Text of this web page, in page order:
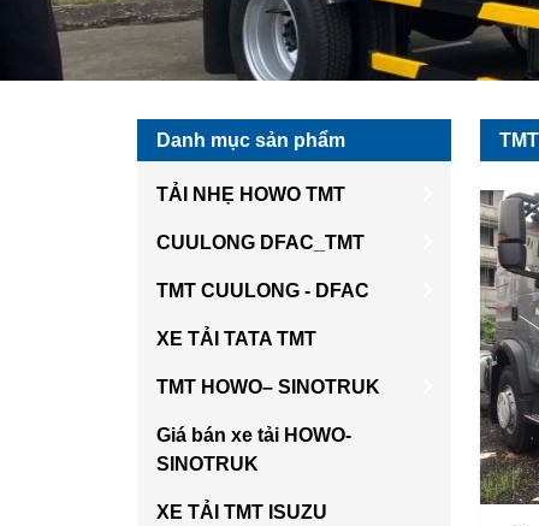
Danh mục sản phẩm
TẢI NHẸ HOWO TMT
CUULONG DFAC_TMT
TMT CUULONG - DFAC
XE TẢI TATA TMT
TMT HOWO– SINOTRUK
Giá bán xe tải HOWO-
SINOTRUK
XE TẢI TMT ISUZU